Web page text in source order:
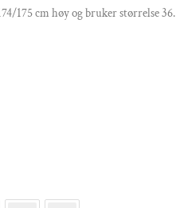
175 cm høy og bruker størrelse 36.